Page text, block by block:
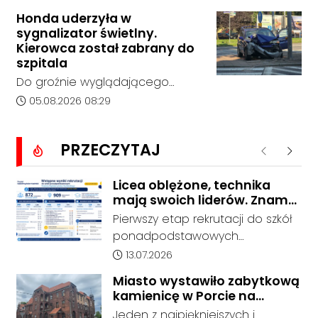
Kędzierzynie-Koźlu zakończył się
bez rozstrzygnięcia. Mimo
wcześniejszego zainteresowania
terenem ze strony sieci Dino, do
postępowania nie zgłosił się
żaden oferent.
Honda uderzyła w
sygnalizator świetlny.
Kierowca został zabrany do
szpitala
Do groźnie wyglądającego
zdarzenia drogowego doszło w
godziny 6:30 kierujący
samochodem marki Honda
zjechał z drogi i uderzył w
sygnalizator świetlny.
Data dodania artykułu:
05.08.2026 08:29
PRZECZYTAJ Poprzednie
Licea oblężone, technika
mają swoich liderów. Znamy
wstępne wyniki rekrutacji do
szkół w powiecie
Pierwszy etap rekrutacji do szkół
ponadpodstawowych
prowadzonych przez Powiat
coraz wyraźniejsze preferencje
tegorocznych absolwentów szkół
Data dodania artykułu:
13.07.2026
Miasto wystawiło zabytkową
kamienicę w Porcie na
sprzedaż. W dawnym hotelu